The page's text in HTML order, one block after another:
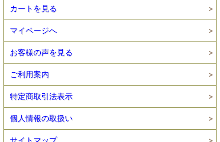
カートを見る
マイページへ
お客様の声を見る
ご利用案内
特定商取引法表示
個人情報の取扱い